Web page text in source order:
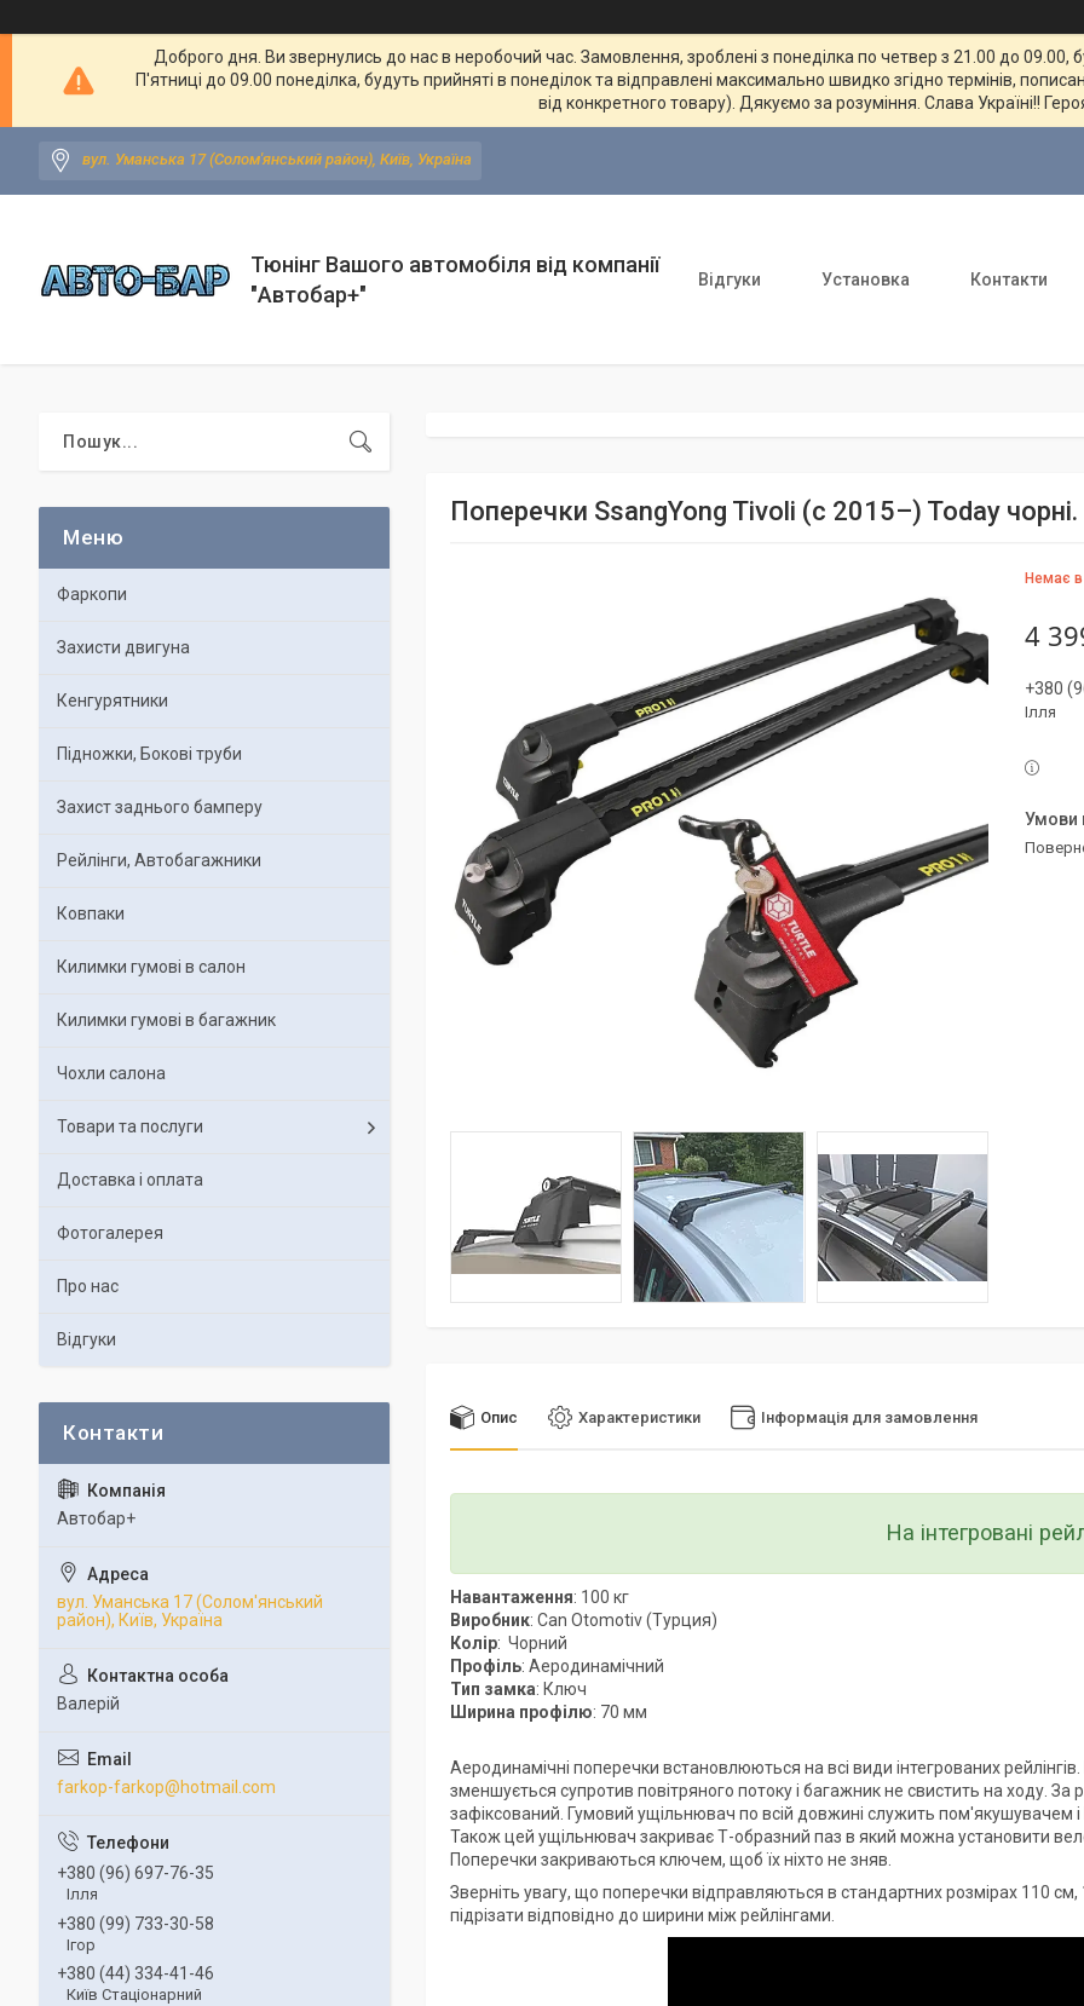
Доброго дня. Ви звернулись до нас в неробочий час. Замовлення, зроблені з понеділка по четвер з 21.00 до 09.00,
П'ятниці до 09.00 понеділка, будуть прийняті в понеділок та відправлені максимально швидко згідно термінів,
від конкретного товару). Дякуємо за розуміння. Слава Україні!!
вул. Уманська 17 (Солом'янський район), Київ, Україна
Тюнінг Вашого автомобіля від компанії
"Автобар+"
Відгуки Установка Контакти
Поперечки SsangYong Tivoli (c 2015–) Today чорні.
Немає в
4
+380
Ілля
Опис Характеристики Інформація для замовлення
На інтегровані
Навантаження: 100 кг
Виробник: Can Otomotiv (Турция)
Колір: Чорний
Профіль: Аеродинамічний
Тип замка: Ключ
Ширина профілю: 70 мм
Аеродинамічні поперечки встановлюються на всі види інтегрованих
зменшується супротив повітряного потоку і багажник не свистить на ходу. За
зафіксований. Гумовий ущільнювач по всій довжині служить
Також цей ущільнювач закриває Т-образний паз в який можна установити
Поперечки закриваються ключем, щоб їх ніхто не зняв.
Зверніть увагу, що поперечки відправляються в стандартних розмірах 110
підрізати відповідно до ширини між рейлінгами.
Фаркопи
Захисти двигуна
Кенгурятники
Підножки, Бокові труби
Захист заднього бамперу
Рейлінги, Автобагажники
Ковпаки
Килимки гумові в салон
Килимки гумові в багажник
Чохли салона
Товари та послуги
Доставка і оплата
Фотогалерея
Про нас
Відгуки
Автобар+
вул. Уманська 17 (Солом'янський
район), Київ, Україна
Валерій
farkop-farkop@hotmail.com
+380 (96) 697-76-35
Ілля
+380 (99) 733-30-58
Ігор
+380 (44) 334-41-46
Київ Стаціонарний